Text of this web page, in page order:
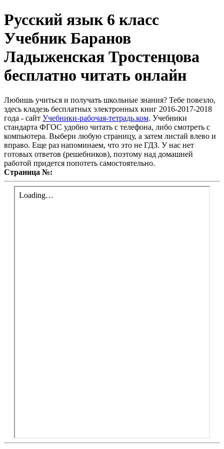
Русский язык 6 класс
Учебник Баранов
Ладыженская Тростенцова
бесплатно читать онлайн
Любишь учиться и получать школьные знания? Тебе повезло,
здесь кладезь бесплатных электронных книг 2016-2017-2018
года - сайт Учебники-рабочая-тетрадь.ком. Учебники
стандарта ФГОС удобно читать с телефона, либо смотреть с
компьютера. Выбери любую страницу, а затем листай влево и
вправо. Еще раз напоминаем, что это не ГДЗ. У нас нет
готовых ответов (решебников), поэтому над домашней
работой придется попотеть самостоятельно.
Страница №: